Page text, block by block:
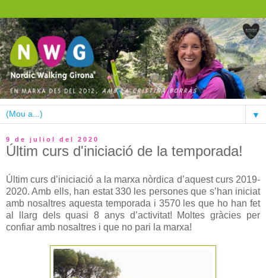
▼
9 de juliol del 2020
Últim curs d'iniciació de la temporada!
Últim curs d’iniciació a la marxa nòrdica d’aquest curs 2019-
2020. Amb ells, han estat 330 les persones que s’han iniciat
amb nosaltres aquesta temporada i 3570 les que ho han fet
al llarg dels quasi 8 anys d’activitat! Moltes gràcies per
confiar amb nosaltres i que no pari la marxa!